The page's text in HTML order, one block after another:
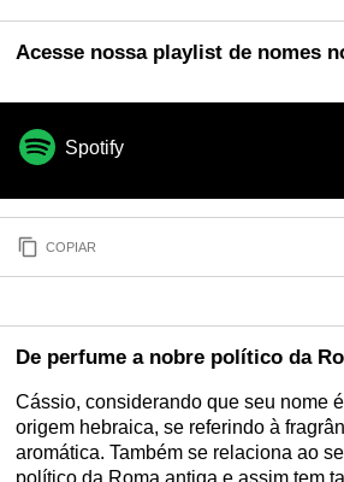
recebe é comunicativo,
elevado magnetismo
Acesse nossa playlist de nomes
Spotify
COPIAR
De perfume a nobre político da
Cássio, considerando que seu nome
origem hebraica, se referindo à
aromática. Também se relaciona ao
político da Roma antiga e assim tem